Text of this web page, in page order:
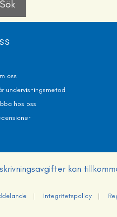
oss
r undervisningsmetod
hos oss
kan
| Integritetspolicy|